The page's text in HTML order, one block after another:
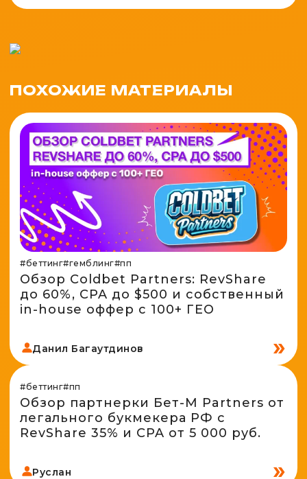
ПОХОЖИЕ МАТЕРИАЛЫ
#беттинг#гемблинг#пп
Обзор Coldbet Partners: RevShare
до 60%, CPA до $500 и собственный
in-house оффер с 100+ ГЕО
Данил Багаутдинов
#беттинг#пп
Обзор партнерки Бет-М Partners от
легального букмекера РФ с
RevShare 35% и CPA от 5 000 руб.
Руслан